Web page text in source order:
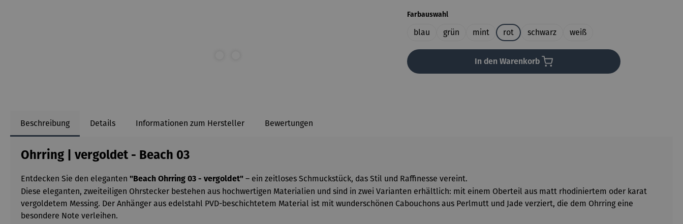
Farbauswahlauswählen
blau grün mint rot schwarz weiß
In den Warenkorb
Beschreibung Details Informationen zum Hersteller Bewertungen
Ohrring | vergoldet - Beach 03
Entdecken Sie den eleganten "Beach Ohrring 03 - vergoldet" – ein zeitloses Schmuckstück, das Stil und Raffinesse vereint.
Diese eleganten, zweiteiligen Ohrstecker bestehen aus hochwertigen Materialien und sind in zwei Varianten erhältlich: mit einem Oberteil aus matt rhodiniertem oder karat
vergoldetem Messing. Der Anhänger aus edelstahl PVD-beschichtetem Material ist mit wunderschönen Cabouchons aus Perlmutt und Jade verziert, die dem Ohrring eine
besondere Note verleihen.